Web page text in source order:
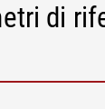
di